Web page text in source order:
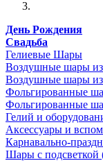
День Рождения
Свадьба
Гелиевые Шары
Воздушные шары из
Воздушные шары из
Фольгированные
Фольгированные
Гелий и
Аксессуары и
Карнавально-
Шары с подсветкой